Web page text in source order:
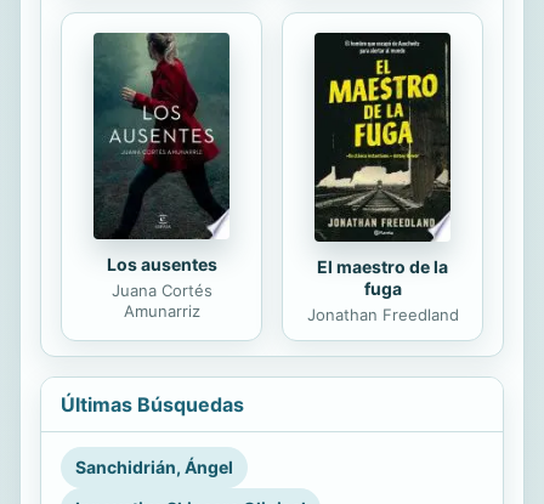
Los ausentes
Juana Cortés
Amunarriz
El maestro de la
fuga
Jonathan Freedland
Últimas Búsquedas
Sanchidrián, Ángel